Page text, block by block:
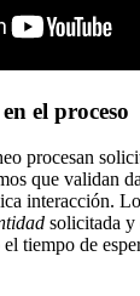
el proceso
procesan
que validan
interacción.
solicitada
tiempo de